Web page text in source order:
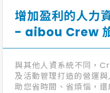
增加盈利的人力
- aibou Crew
資系統
與其他人資系統不同，
及活動管理打造的營運
助您省時間、省煩惱，還